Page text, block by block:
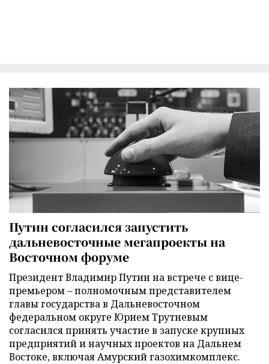
Путин согласился запустить
дальневосточные мегапроекты на
Восточном форуме
Президент Владимир Путин на встрече с вице-
премьером – полномочным представителем
главы государства в Дальневосточном
федеральном округе Юрием Трутневым
согласился принять участие в запуске крупных
предприятий и научных проектов на Дальнем
Востоке, включая Амурский газохимкомплекс.